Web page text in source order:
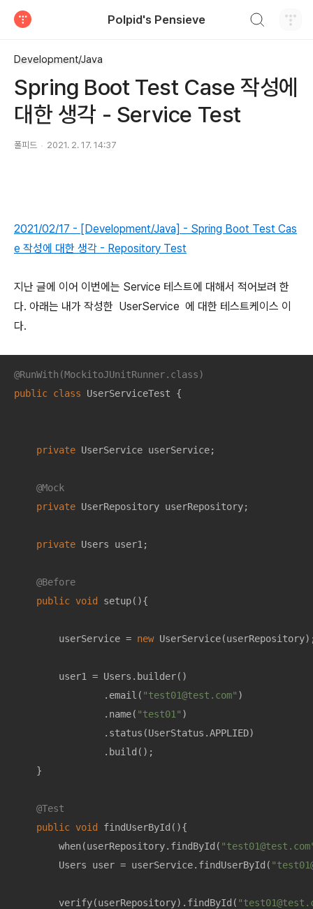
Polpid's Pensieve
Development/Java
Spring Boot Test Case 작성에
대한 생각 - Service Test
폴피드 2021. 2. 17. 14:37
2021/02/17 - [Development/Java] - Spring Boot Test Cas
e 작성에 대한 생각 - Repository Test
지난 글에 이어 이번에는 Service 테스트에 대해서 적어보려 한
다. 아래는 내가 작성한 UserService 에 대한 테스트케이스 이
다.
@RunWith(MockitoJUnitRunner.class)
public class UserServiceTest {
private UserService userService;
@Mock
private UserRepository userRepository;
private Users user1;
@Before
public void setup(){
        userService =
new
        user1 = Users.builder()
                .email(
"test01@test.com" )
                .name(
"test01" )
                .status(UserStatus.APPLIED)
                .build();
    }
@Test
public void findUserById (){
        when(userRepository.findById(
        Users user = userService.findUserById(
        verify(userRepository).findById(